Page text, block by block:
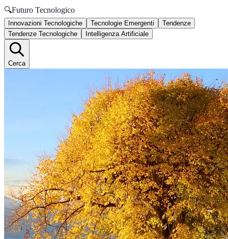
🔍Futuro Tecnologico
Innovazioni Tecnologiche Tecnologie Emergenti
Tendenze
Tendenze Tecnologiche
Intelligenza Artificiale
Cerca